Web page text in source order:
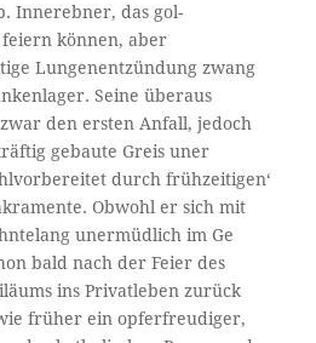
Innerebner, das gol­-
können, aber
Lungenentzündung zwang
Seine überaus
den ersten Anfall, jedoch
gebaute Greis uner­
durch frühzeitigen‘
Obwohl er sich mit
unermüdlich im Ge­
bald nach der Feier des
ins Privatleben zurück­
früher ein opferfreudiger,